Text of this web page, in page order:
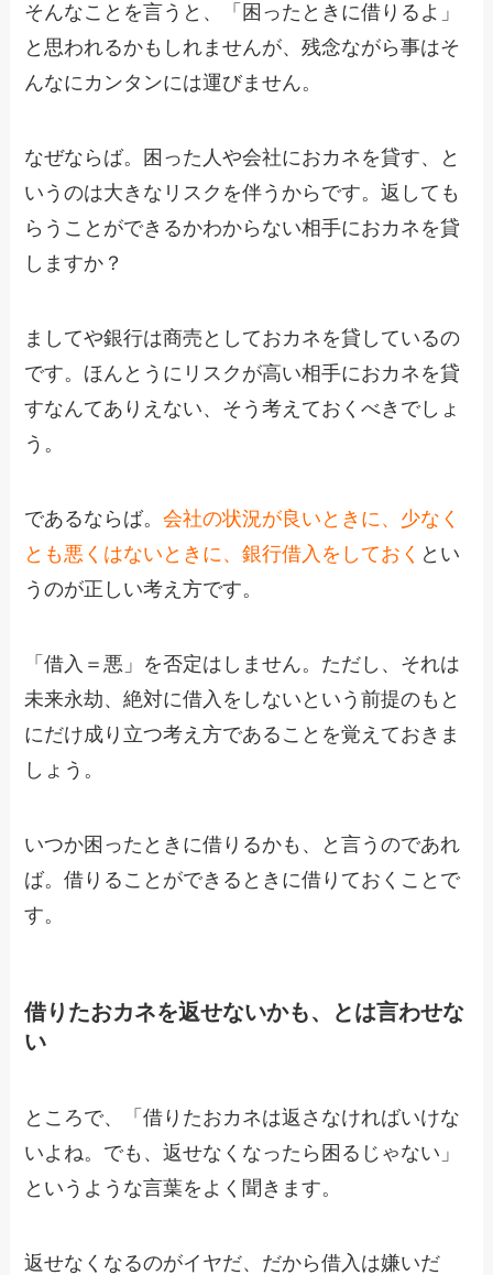
そんなことを言うと、「困ったときに借りるよ」
と思われるかもしれませんが、残念ながら事はそ
んなにカンタンには運びません。
なぜならば。困った人や会社におカネを貸す、と
いうのは大きなリスクを伴うからです。返しても
らうことができるかわからない相手におカネを貸
しますか？
ましてや銀行は商売としておカネを貸しているの
です。ほんとうにリスクが高い相手におカネを貸
すなんてありえない、そう考えておくべきでしょ
う。
であるならば。会社の状況が良いときに、少なく
とも悪くはないときに、銀行借入をしておく とい
うのが正しい考え方です。
「借入＝悪」を否定はしません。ただし、それは
未来永劫、絶対に借入をしないという前提のもと
にだけ成り立つ考え方であることを覚えておきま
しょう。
いつか困ったときに借りるかも、と言うのであれ
ば。借りることができるときに借りておくことで
す。
借りたおカネを返せないかも、とは言わせな
い
ところで、「借りたおカネは返さなければいけな
いよね。でも、返せなくなったら困るじゃない」
というような言葉をよく聞きます。
返せなくなるのがイヤだ、だから借入は嫌いだ